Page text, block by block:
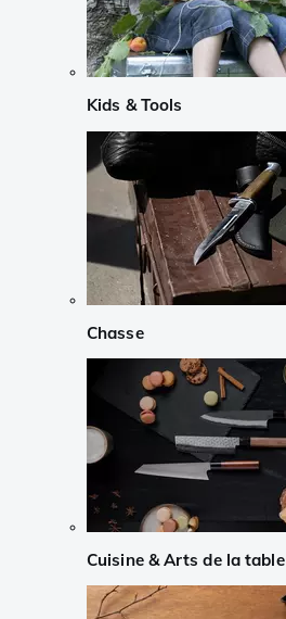
Kids & Tools
Chasse
Cuisine & Arts de la table